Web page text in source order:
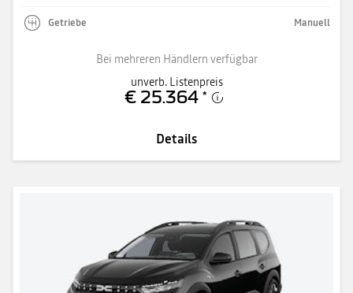
Getriebe Manuell
Bei mehreren Händlern verfügbar
unverb. Listenpreis
€ 25.364 *
Details